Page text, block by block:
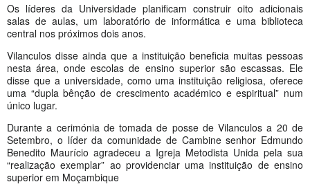
Os líderes da Universidade planificam construir oito adicionais
salas de aulas, um laboratório de informática e uma biblioteca
central nos próximos dois anos.
Vilanculos disse ainda que a instituição beneficia muitas pessoas
nesta área, onde escolas de ensino superior são escassas. Ele
disse que a universidade, como uma instituição religiosa, oferece
uma “dupla bênção de crescimento académico e espiritual” num
único lugar.
Durante a cerimónia de tomada de posse de Vilanculos a 20 de
Setembro, o líder da comunidade de Cambine senhor Edmundo
Benedito Maurício agradeceu a Igreja Metodista Unida pela sua
“realização exemplar” ao providenciar uma instituição de ensino
superior em Moçambique